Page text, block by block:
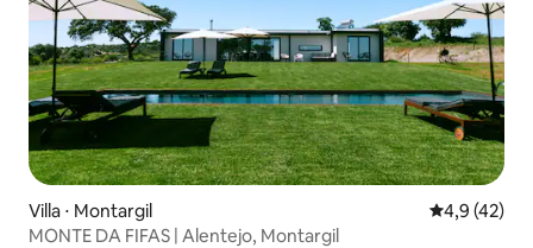
Villa ⋅ Montargil Évaluation
4,9 (42)
MONTE DA FIFAS | Alentejo, Montargil